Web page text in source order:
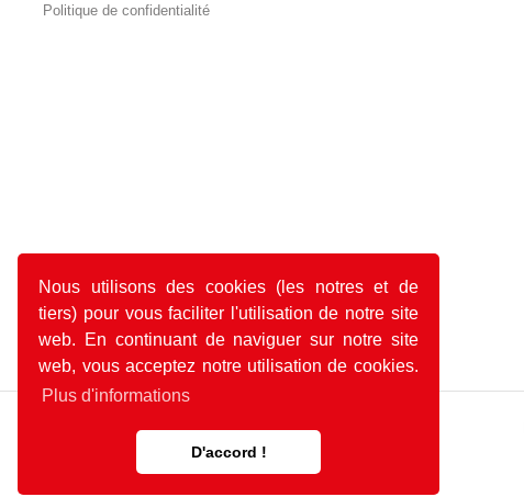
Nous utilisons des cookies (les notres et de
tiers) pour vous faciliter l'utilisation de notre site
web. En continuant de naviguer sur notre site
web, vous acceptez notre utilisation de cookies.
Plus d'informations
D'accord !
Politique de confidentialité